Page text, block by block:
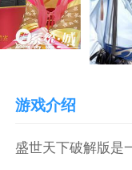
游戏介绍
盛世天下破解版是